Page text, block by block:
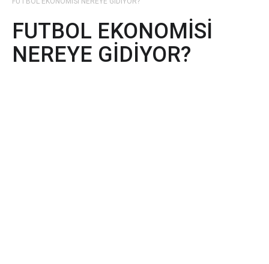
FUTBOL EKONOMİSİ
NEREYE GİDİYOR?